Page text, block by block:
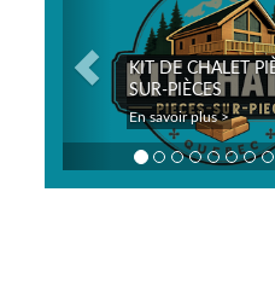
KIT DE CHALET PIÈCES-
SUR-PIÈCES
En savoir plus >